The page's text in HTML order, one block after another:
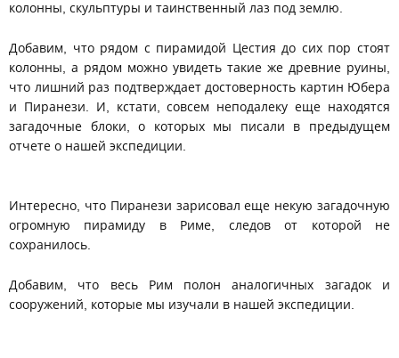
колонны, скульптуры и таинственный лаз под землю.
Добавим, что рядом с пирамидой Цестия до сих пор стоят
колонны, а рядом можно увидеть такие же древние руины,
что лишний раз подтверждает достоверность картин Юбера
и Пиранези. И, кстати, совсем неподалеку еще находятся
загадочные блоки, о которых мы писали в предыдущем
отчете о нашей экспедиции.
Интересно, что Пиранези зарисовал еще некую загадочную
огромную пирамиду в Риме, следов от которой не
сохранилось.
Добавим, что весь Рим полон аналогичных загадок и
сооружений, которые мы изучали в нашей экспедиции.